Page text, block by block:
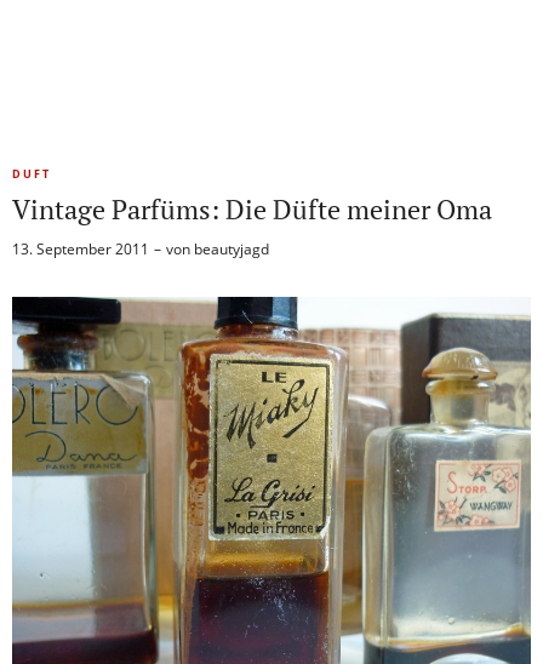
DUFT
Vintage Parfüms: Die Düfte meiner Oma
13. September 2011 von beautyjagd